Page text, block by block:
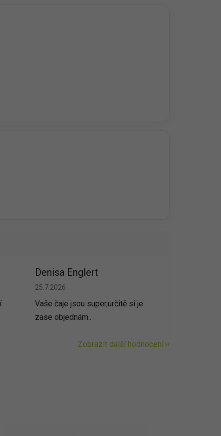
Denisa Englert
Hodnocení obchodu je 5 z 5 hvězdiček.
25.7.2026
Vaše čaje jsou super,určitě si je
zase objednám..
Zobrazit další hodnocení